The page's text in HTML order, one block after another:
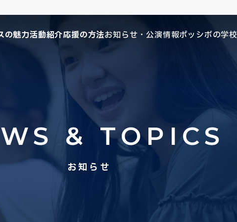
の魅力活動紹介応援の方法お知らせ・公演情報ポッシボの学校
& TOPICS
お知らせ